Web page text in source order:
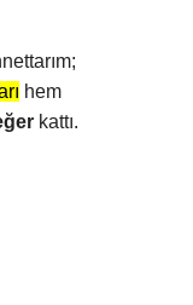
hem
kattı.